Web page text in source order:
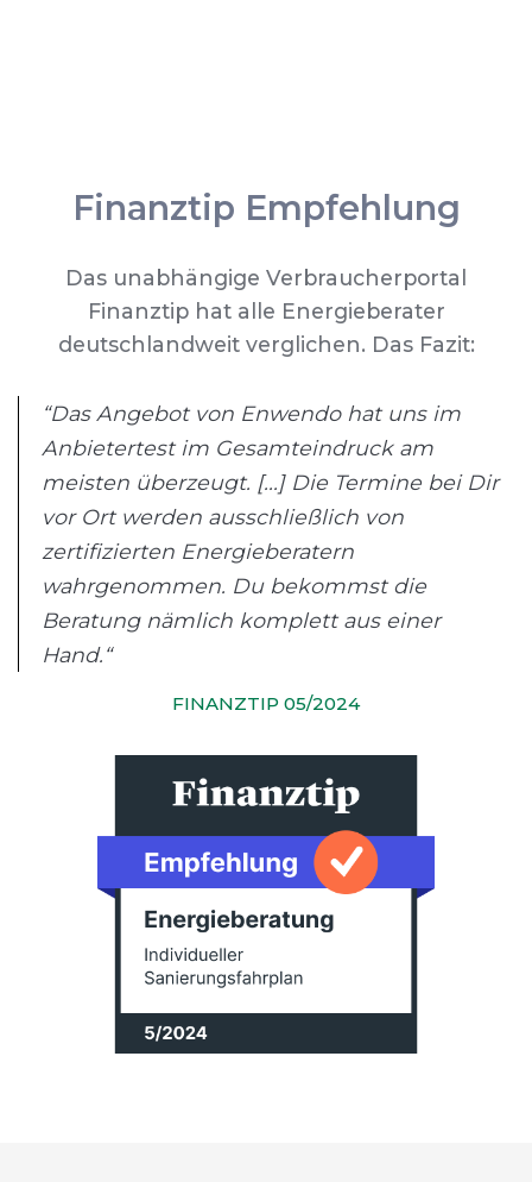
Finanztip Empfehlung
Das unabhängige Verbraucherportal
Finanztip hat alle Energieberater
deutschlandweit verglichen. Das Fazit:
“Das Angebot von Enwendo hat uns im
Anbietertest im Gesamteindruck am
meisten überzeugt. [...] Die Termine bei Dir
vor Ort werden ausschließlich von
zertifizierten Energieberatern
wahrgenommen. Du bekommst die
Beratung nämlich komplett aus einer
Hand.“
FINANZTIP 05/2024